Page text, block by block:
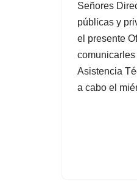
Señores
públicas y
el presente
Asistencia
a cabo el